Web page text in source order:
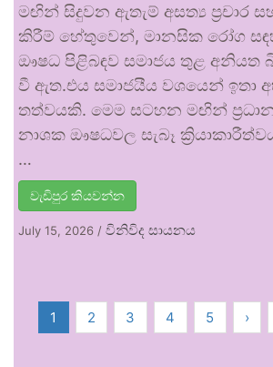
මඟින් සිදුවන ඇතැම් අසත්‍ය ප්‍රචාර
කිරීම් හේතුවෙන්, මානසික රෝග
ඖෂධ පිළිබඳව සමාජය තුළ අනියත
වී ඇත.එය සමාජයීය වශයෙන් ඉතා
තත්වයකි. මෙම සටහන මඟින්
නාශක ඖෂධවල සැබෑ
…
වැඩිපුර කියවන්න
July 15, 2026 / විනිවිද සායනය
1 2 3 4 5 ›